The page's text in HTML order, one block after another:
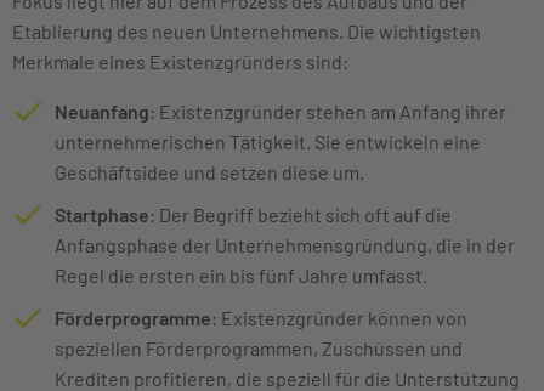
Etablierung des neuen Unternehmens. Die wichtigsten
Merkmale eines Existenzgründers sind:
Neuanfang: Existenzgründer stehen am Anfang ihrer
unternehmerischen Tätigkeit. Sie entwickeln eine
Geschäftsidee und setzen diese um.
Startphase: Der Begriff bezieht sich oft auf die
Anfangsphase der Unternehmensgründung, die in der
Regel die ersten ein bis fünf Jahre umfasst.
Förderprogramme: Existenzgründer können von
speziellen Förderprogrammen, Zuschüssen und
Krediten profitieren, die speziell für die Unterstützung